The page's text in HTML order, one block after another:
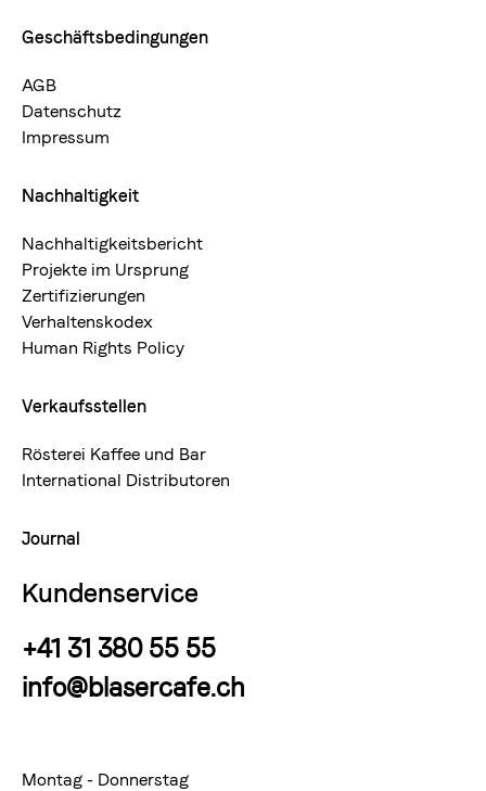
Geschäftsbedingungen
AGB
Datenschutz
Impressum
Nachhaltigkeit
Nachhaltigkeitsbericht
Projekte im Ursprung
Zertifizierungen
Verhaltenskodex
Human Rights Policy
Verkaufsstellen
Rösterei Kaffee und Bar
International Distributoren
Journal
Kundenservice
+41 31 380 55 55
info@blasercafe.ch
Montag - Donnerstag